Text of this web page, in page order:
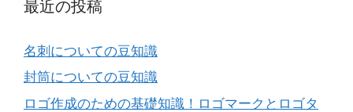
最近の投稿
名刺についての豆知識
封筒についての豆知識
ロゴ作成のための基礎知識！ロゴマークとロゴタ